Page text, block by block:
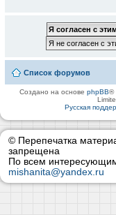
Список форумов
Создано на основеphpBB®
Русская
© Перепечатка
запрещена
По всем
mishanita@yandex.ru